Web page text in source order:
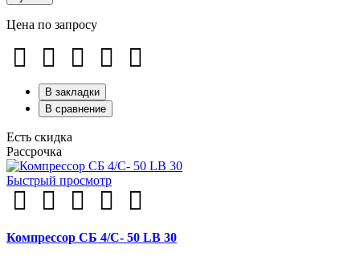
Цена по запросу
В закладки
В сравнение
Есть скидка
Рассрочка
Быстрый просмотр
Компрессор СБ 4/С- 50 LB 30